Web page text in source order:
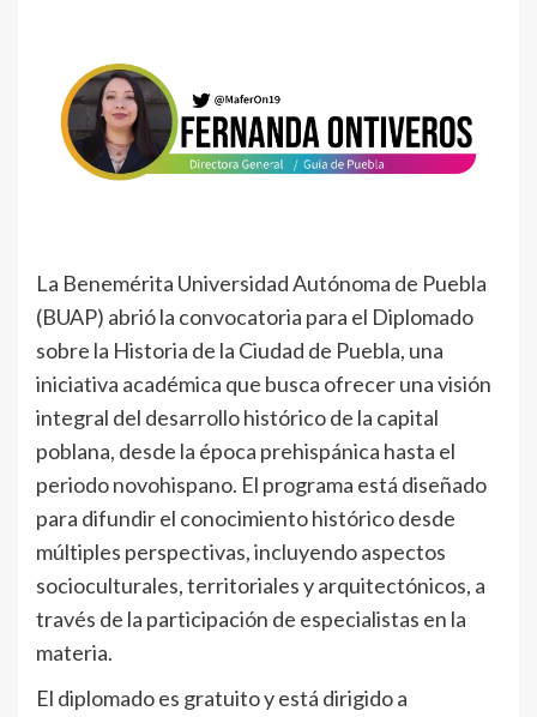
La Benemérita Universidad Autónoma de Puebla
(BUAP) abrió la convocatoria para el Diplomado
sobre la Historia de la Ciudad de Puebla, una
iniciativa académica que busca ofrecer una visión
integral del desarrollo histórico de la capital
poblana, desde la época prehispánica hasta el
periodo novohispano. El programa está diseñado
para difundir el conocimiento histórico desde
múltiples perspectivas, incluyendo aspectos
socioculturales, territoriales y arquitectónicos, a
través de la participación de especialistas en la
materia.
El diplomado es gratuito y está dirigido a